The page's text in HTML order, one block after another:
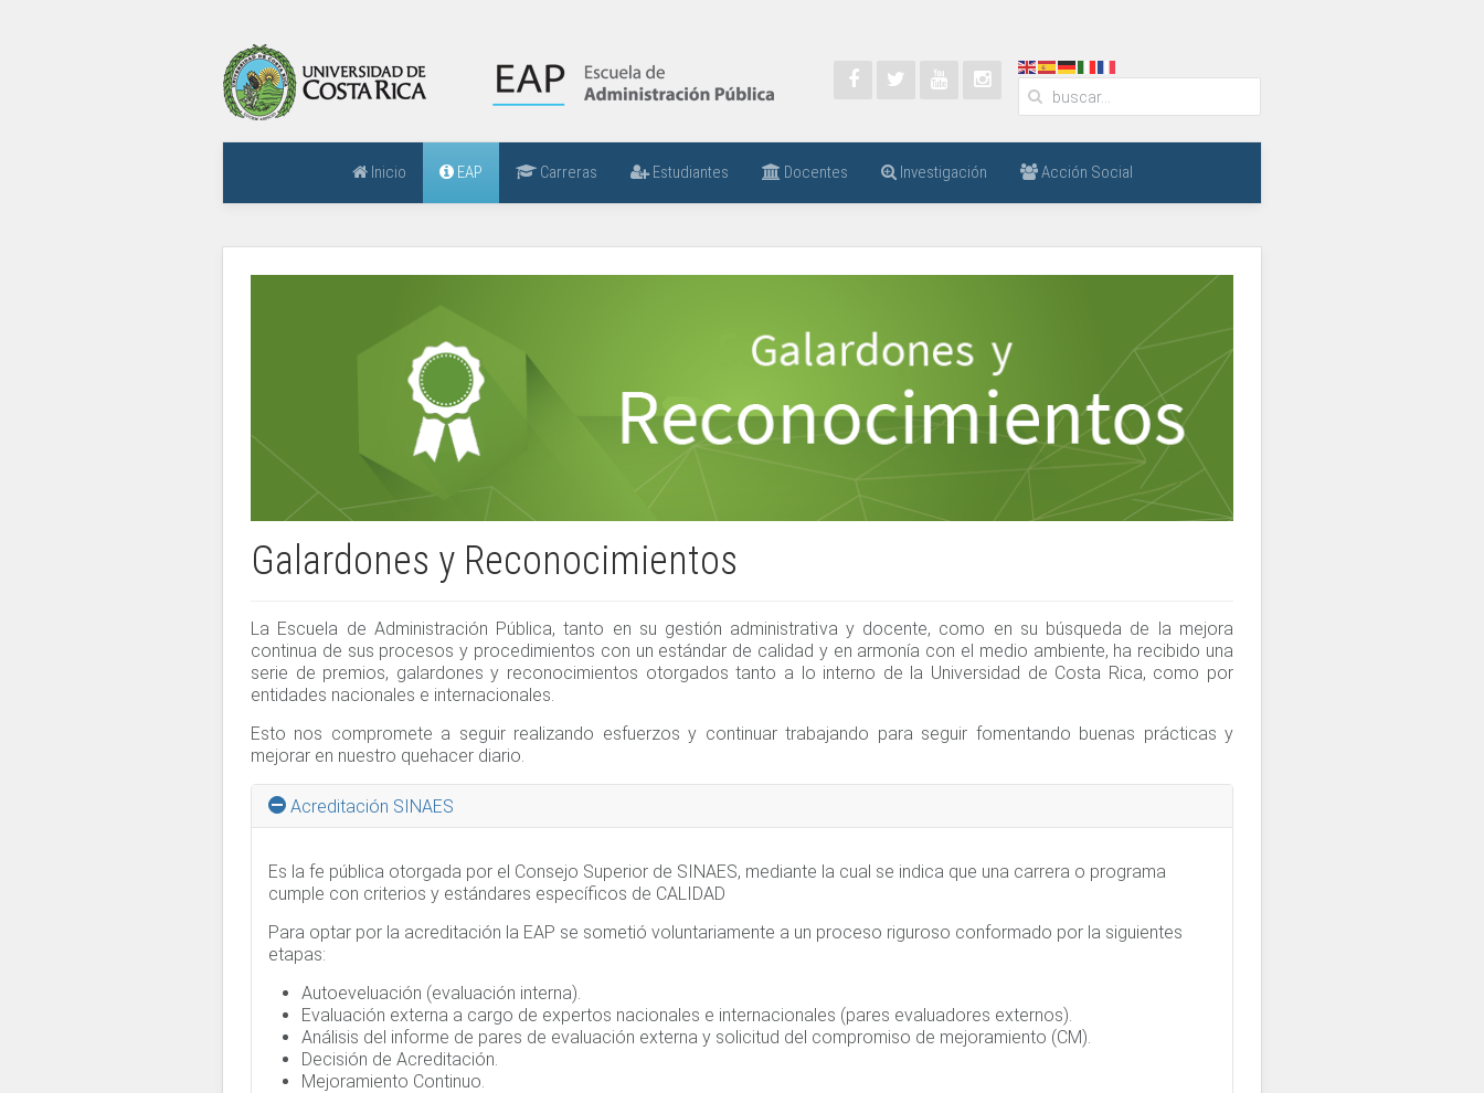
Inicio EAP Carreras Estudiantes Docentes Investigación Acción Social
Galardones y Reconocimientos
La Escuela de Administración Pública, tanto en su gestión administrativa y docente, como en su búsqueda de la mejora
continua de sus procesos y procedimientos con un estándar de calidad y en armonía con el medio ambiente, ha recibido una
serie de premios, galardones y reconocimientos otorgados tanto a lo interno de la Universidad de Costa Rica, como por
entidades nacionales e internacionales.
Esto nos compromete a seguir realizando esfuerzos y continuar trabajando para seguir fomentando buenas prácticas y
mejorar en nuestro quehacer diario.
Acreditación SINAES
Es la fe pública otorgada por el Consejo Superior de SINAES, mediante la cual se indica que una carrera o programa
cumple con criterios y estándares específicos de CALIDAD
Para optar por la acreditación la EAP se sometió voluntariamente a un proceso riguroso conformado por la siguientes
etapas:
Autoeveluación (evaluación interna).
Evaluación externa a cargo de expertos nacionales e internacionales (pares evaluadores externos).
Análisis del informe de pares de evaluación externa y solicitud del compromiso de mejoramiento (CM).
Decisión de Acreditación.
Mejoramiento Continuo.